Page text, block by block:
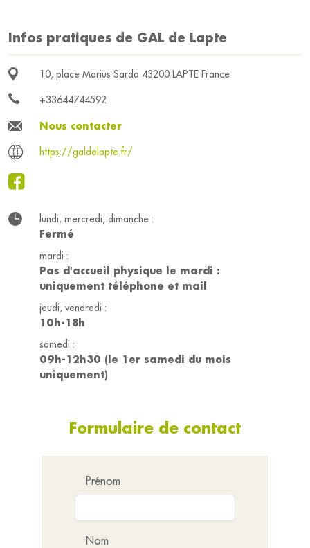
Infos pratiques de GAL de Lapte
10, place Marius Sarda 43200 LAPTE France
+33644744592
Nous contacter
https://galdelapte.fr/
lundi, mercredi, dimanche :
Fermé
mardi :
Pas d'accueil physique le mardi :
uniquement téléphone et mail
jeudi, vendredi :
10h-18h
samedi :
09h-12h30 (le 1er samedi du mois
uniquement)
Formulaire de contact
Prénom
Nom